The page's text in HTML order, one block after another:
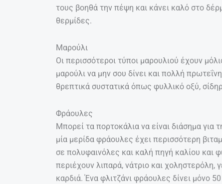
τους βοηθά την πέψη και κάνει καλό στο
θερμίδες.
Μαρούλι
Οι περισσότεροι τύποι μαρουλιού έχουν
μαρούλι να μην σου δίνει και πολλή
θρεπτικά συστατικά όπως φυλλικό οξύ,
Φράουλες
Μπορεί τα πορτοκάλια να είναι διάσημα για
μία μερίδα φράουλες έχει περισσότερη
σε πολυφαινόλες και καλή πηγή καλίου και
περιέχουν λιπαρά, νάτριο και χοληστερόλη,
καρδιά. Ένα φλιτζάνι φράουλες δίνει μόνο